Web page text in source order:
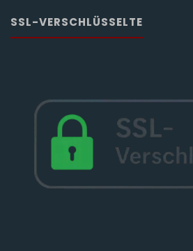
SSL-VERSCHLÜSSELTE